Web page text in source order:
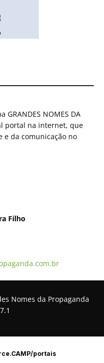
NOMES DA
portal na internet, que
e da comunicação no
Filho
Nomes da Propaganda
portais